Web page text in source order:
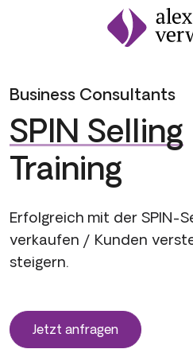
Zum Inhalt springen
Business Consultants
SPIN Selling
Training
Erfolgreich mit der SPIN-
verkaufen / Kunden
steigern.
Jetzt anfragen